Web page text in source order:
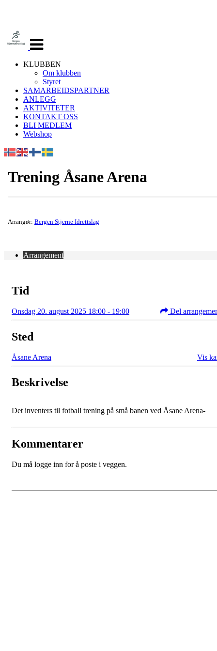
navigasjon
KLUBBEN
Om klubben
Styret
SAMARBEIDSPARTNER
ANLEGG
AKTIVITETER
KONTAKT OSS
BLI MEDLEM
Webshop
Trening Åsane Arena
Arrangør: Bergen Stjerne Idrettslag
Arrangement
Tid
Onsdag 20. august 2025 18:00 - 19:00 Del
Sted
Åsane Arena Vis
Beskrivelse
Det inventers til fotball trening på små banen ved Åsane Arena-
Kommentarer
Du må logge inn for å poste i veggen.